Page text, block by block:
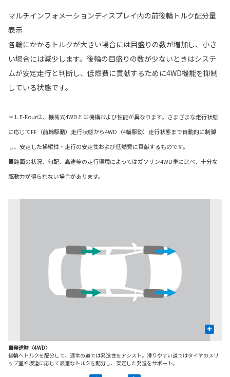
マルチインフォメーションディスプレイ内の前後輪トルク配分量
表示
各輪にかかるトルクが大きい場合には目盛りの数が増加し、小さ
い場合には減少します。後輪の目盛りの数が少ないときはシステ
ムが安定走行と判断し、低燃費に貢献するために4WD機能を抑制
している状態です。
＊1. E-Fourは、機械式4WDとは機構および性能が異なります。さまざまな走行状態
に応じてFF（前輪駆動）走行状態から4WD（4輪駆動）走行状態まで自動的に制御
し、安定した操縦性・走行の安定性および低燃費に貢献するものです。
■路面の状況、勾配、高速等の走行環境によってはガソリン4WD車に比べ、十分な
駆動力が得られない場合があります。
+
■発進時〈4WD〉
後輪へトルクを配分して、通常の道では発進性をアシスト。滑りやすい道ではタイヤのスリ
ップ量や坂道に応じて最適なトルクを配分し、安定した発進をサポート。